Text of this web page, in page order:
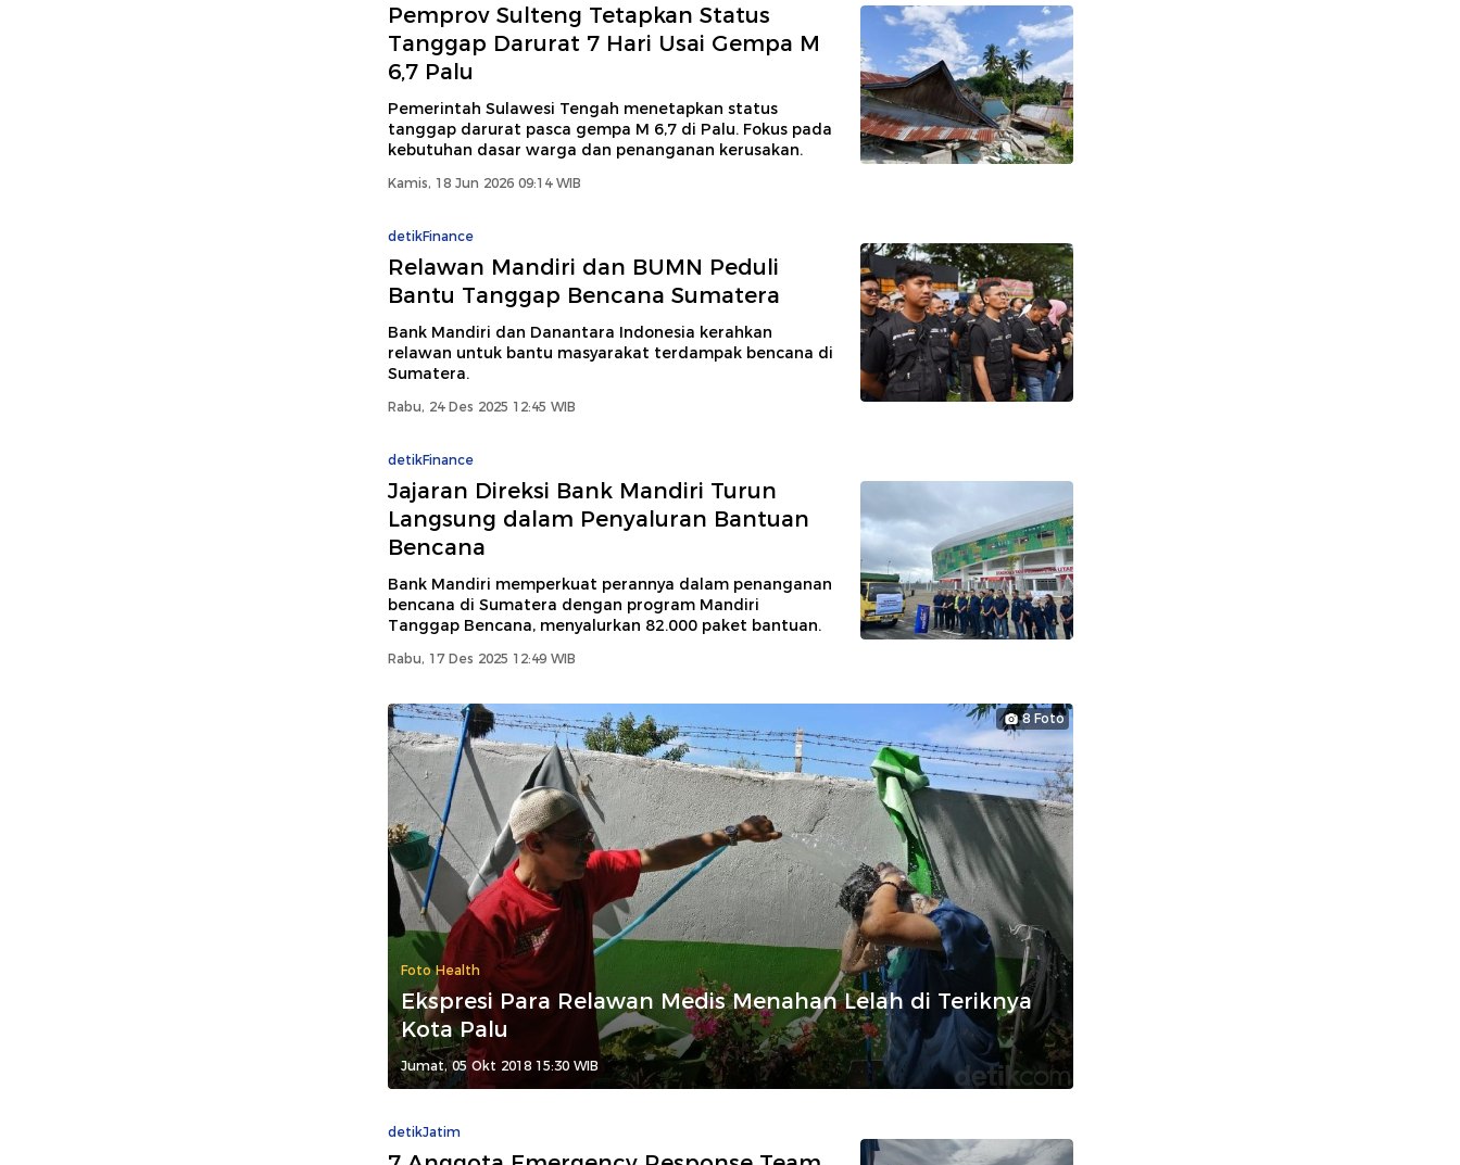
Pemprov Sulteng Tetapkan Status
Tanggap Darurat 7 Hari Usai Gempa M
6,7 Palu
Pemerintah Sulawesi Tengah menetapkan status
tanggap darurat pasca gempa M 6,7 di Palu. Fokus pada
kebutuhan dasar warga dan penanganan kerusakan.
Kamis, 18 Jun 2026 09:14 WIB
detikFinance
Relawan Mandiri dan BUMN Peduli
Bantu Tanggap Bencana Sumatera
Bank Mandiri dan Danantara Indonesia kerahkan
relawan untuk bantu masyarakat terdampak bencana di
Sumatera.
Rabu, 24 Des 2025 12:45 WIB
detikFinance
Jajaran Direksi Bank Mandiri Turun
Langsung dalam Penyaluran Bantuan
Bencana
Bank Mandiri memperkuat perannya dalam penanganan
bencana di Sumatera dengan program Mandiri
Tanggap Bencana, menyalurkan 82.000 paket bantuan.
Rabu, 17 Des 2025 12:49 WIB
8 Foto
Foto Health
Ekspresi Para Relawan Medis Menahan Lelah di Teriknya
Kota Palu
Jumat, 05 Okt 2018 15:30 WIB
detikJatim